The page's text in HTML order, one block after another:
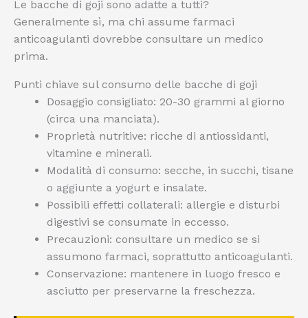
Le bacche di goji sono adatte a tutti?
Generalmente sì, ma chi assume farmaci
anticoagulanti dovrebbe consultare un medico
prima.
Punti chiave sul consumo delle bacche di goji
Dosaggio consigliato: 20-30 grammi al giorno
(circa una manciata).
Proprietà nutritive: ricche di antiossidanti,
vitamine e minerali.
Modalità di consumo: secche, in succhi, tisane
o aggiunte a yogurt e insalate.
Possibili effetti collaterali: allergie e disturbi
digestivi se consumate in eccesso.
Precauzioni: consultare un medico se si
assumono farmaci, soprattutto anticoagulanti.
Conservazione: mantenere in luogo fresco e
asciutto per preservarne la freschezza.